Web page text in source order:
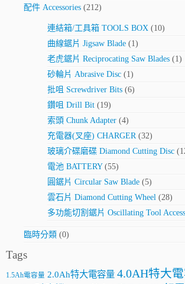
配件 Accessories (212)
連結箱/工具箱 TOOLS BOX (10)
曲線鋸片 Jigsaw Blade (1)
老虎鋸片 Reciprocating Saw Blades (1)
砂輪片 Abrasive Disc (1)
批咀 Screwdriver Bits (6)
鑽咀 Drill Bit (19)
索頭 Chunk Adapter (4)
充電器(叉座) CHARGER (32)
玻璃介碟磨碟 Diamond Cutting Disc
電池 BATTERY (55)
圓鋸片 Circular Saw Blade (5)
雲石片 Diamond Cutting Wheel (28)
多功能切割鋸片 Oscillating Tool
臨時分類 (0)
Tags
1.5Ah電容量 2.0Ah特大電容量 4.0AH特大